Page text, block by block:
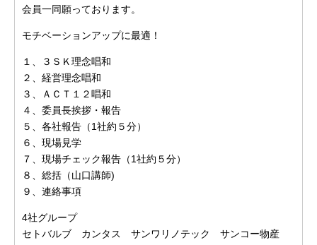
会員一同願っております。
モチベーションアップに最適！
１、３ＳＫ理念唱和
２、経営理念唱和
３、ＡＣＴ１２唱和
４、委員長挨拶・報告
５、各社報告（1社約５分）
６、現場見学
７、現場チェック報告（1社約５分）
８、総括（山口講師)
９、連絡事項
4社グループ
セトバルブ カンタス サンワリノテック サンコー物産